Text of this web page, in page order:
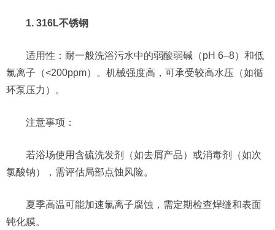
1. 316L不锈钢
适用性：耐一般洗浴污水中的弱酸弱碱（pH 6–8）和低
氯离子（<200ppm）。机械强度高，可承受较高水压（如循
环泵压力）。
注意事项：
若浴场使用含硫洗发剂（如去屑产品）或消毒剂（如次
氯酸钠），需评估局部点蚀风险。
夏季高温可能加速氯离子腐蚀，需定期检查焊缝和表面
钝化膜。